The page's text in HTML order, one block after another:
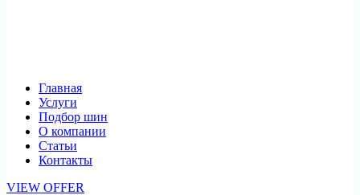
Главная
Услуги
Подбор шин
О компании
Статьи
Контакты
VIEW OFFER